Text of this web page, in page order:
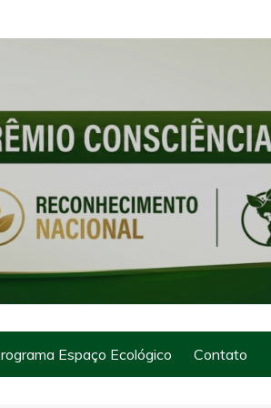
Espaço Ecológico Contato